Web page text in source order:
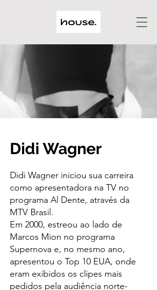
Didi Wagner
Didi Wagner iniciou sua carreira
como apresentadora na TV no
programa Al Dente, através da
MTV Brasil.
Em 2000, estreou ao lado de
Marcos Mion no programa
Supernova e, no mesmo ano,
apresentou o Top 10 EUA, onde
eram exibidos os clipes mais
pedidos pela audiência norte-